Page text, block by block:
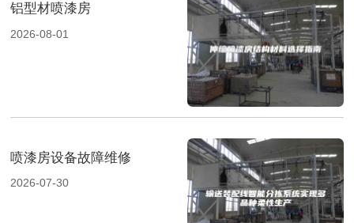
铝型材喷漆房
2026-08-01
喷漆房设备故障维修
2026-07-30